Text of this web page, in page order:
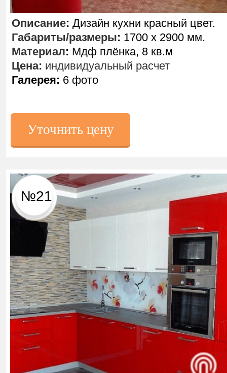
Уточнить цену
№21
Описание: Дизайн кухни красный цвет.
Габариты/размеры: 1700 х 2900 мм.
Материал: Мдф плёнка, 8 кв.м
Цена: индивидуальный расчет
Галерея: 6 фото